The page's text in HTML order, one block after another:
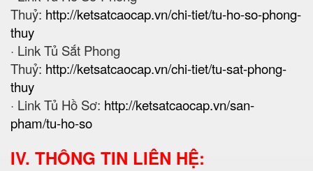
Thuỷ: http://ketsatcaocap.vn/chi-tiet/tu-ho-so-phong-
thuy
· Link Tủ Sắt Phong
Thuỷ: http://ketsatcaocap.vn/chi-tiet/tu-sat-phong-
thuy
· Link Tủ Hồ Sơ: http://ketsatcaocap.vn/san-
pham/tu-ho-so
IV. THÔNG TIN LIÊN HỆ: